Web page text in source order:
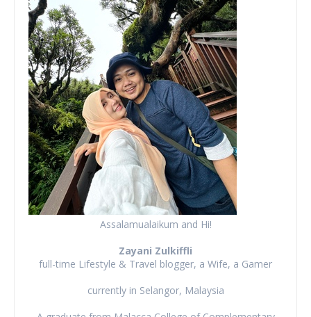
Assalamualaikum and Hi!
Zayani Zulkiffli
full-time Lifestyle & Travel blogger, a Wife, a Gamer
currently in Selangor, Malaysia